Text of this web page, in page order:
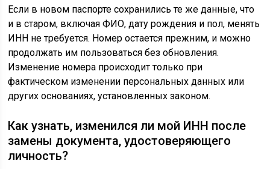
Если в новом паспорте сохранились те же данные, что
и в старом, включая ФИО, дату рождения и пол, менять
ИНН не требуется. Номер остается прежним, и можно
продолжать им пользоваться без обновления.
Изменение номера происходит только при
фактическом изменении персональных данных или
других основаниях, установленных законом.
Как узнать, изменился ли мой ИНН после
замены документа, удостоверяющего
личность?